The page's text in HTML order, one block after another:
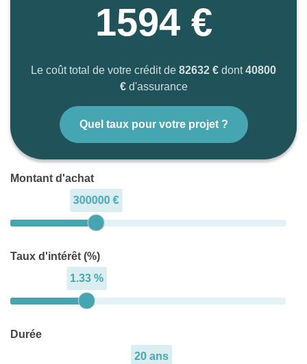
1594 €
Le coût total de votre crédit de 82632 € dont40800
€d'assurance
Quel taux pour votre projet ?
Montant d'achat
300000 €
Taux d'intérêt (%)
1.33 %
Durée
20 ans